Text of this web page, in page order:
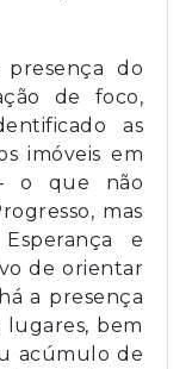
presença do
de foco,
as
imóveis em
o que não
mas
e
de orientar
a presença
bem
acúmulo de